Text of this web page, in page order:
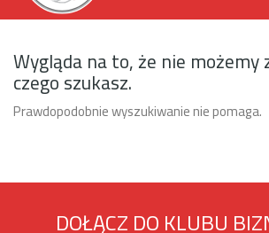
Wygląda na to, że nie możemy
czego szukasz.
Prawdopodobnie wyszukiwanie nie pomaga.
DOŁĄCZ DO KLUBU